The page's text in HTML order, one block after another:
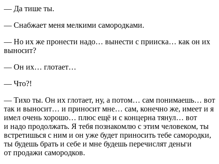
— Да тише ты.
— Снабжает меня мелкими самородками.
— Но их же пронести надо… вынести с прииска… как он их
выносит?
— Он их… глотает…
— Что?!
— Тихо ты. Он их глотает, ну, а потом… сам понимаешь… вот
так и выносит… и приносит мне… сам, конечно же, имеет и я
имел очень хорошо… плюс ещё и с концерна тянул… вот
и надо продолжать. Я тебя познакомлю с этим человеком, ты
встретишься с ним и он уже будет приносить тебе самородки,
ты будешь брать и себе и мне будешь перечислят деньги
от продажи самородков.